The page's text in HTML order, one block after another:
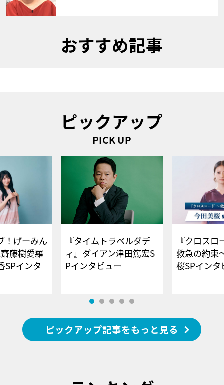
おすすめ記事
ピックアップ
PICK UP
！げーみん
藤樹愛羅
SPインタ
『タイムトラベルダデ
ィ』ダイアン津田篤宏S
Pインタビュー
『クロス
救急の約束
桜SPイ
ピックアップ記事をもっと見る